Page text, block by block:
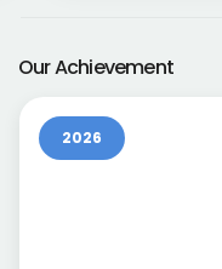
Our Achievement
2026